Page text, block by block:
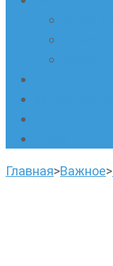
Главная>Важное>